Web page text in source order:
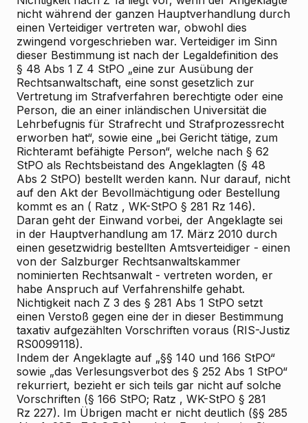
nicht während der ganzen Hauptverhandlung durch
einen Verteidiger vertreten war, obwohl dies
zwingend vorgeschrieben war. Verteidiger im Sinn
dieser Bestimmung ist nach der Legaldefinition des
§ 48 Abs 1 Z 4 StPO „eine zur Ausübung der
Rechtsanwaltschaft, eine sonst gesetzlich zur
Vertretung im Strafverfahren berechtigte oder eine
Person, die an einer inländischen Universität die
Lehrbefugnis für Strafrecht und Strafprozessrecht
erworben hat“, sowie eine „bei Gericht tätige, zum
Richteramt befähigte Person“, welche nach § 62
StPO als Rechtsbeistand des Angeklagten (§ 48
Abs 2 StPO) bestellt werden kann. Nur darauf, nicht
auf den Akt der Bevollmächtigung oder Bestellung
kommt es an ( Ratz , WK-StPO § 281 Rz 146).
Daran geht der Einwand vorbei, der Angeklagte sei
in der Hauptverhandlung am 17. März 2010 durch
einen gesetzwidrig bestellten Amtsverteidiger - einen
von der Salzburger Rechtsanwaltskammer
nominierten Rechtsanwalt - vertreten worden, er
habe Anspruch auf Verfahrenshilfe gehabt.
Nichtigkeit nach Z 3 des § 281 Abs 1 StPO setzt
einen Verstoß gegen eine der in dieser Bestimmung
taxativ aufgezählten Vorschriften voraus (RIS-Justiz
RS0099118).
Indem der Angeklagte auf „§§ 140 und 166 StPO“
sowie „das Verlesungsverbot des § 252 Abs 1 StPO“
rekurriert, bezieht er sich teils gar nicht auf solche
Vorschriften (§ 166 StPO; Ratz , WK-StPO § 281
Rz 227). Im Übrigen macht er nicht deutlich (§§ 285